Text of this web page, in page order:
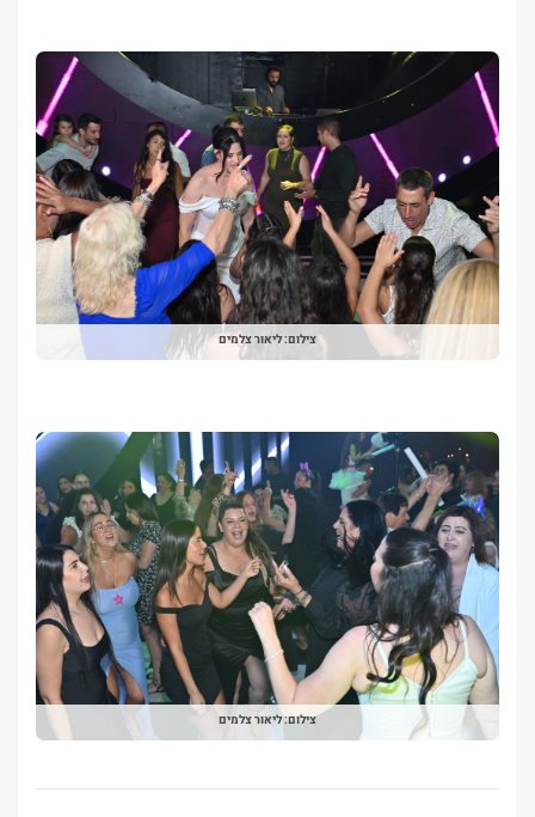
צילום: ליאור צלמים
צילום: ליאור צלמים